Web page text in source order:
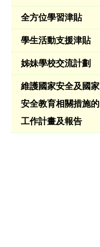
全方位學習津貼
學生活動支援津貼
姊妹學校交流計劃
維護國家安全及國家
安全教育相關措施的
工作計畫及報告